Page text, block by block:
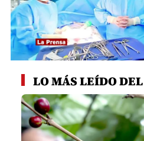
seconds
minute,
seconds
LO MÁS LEÍDO